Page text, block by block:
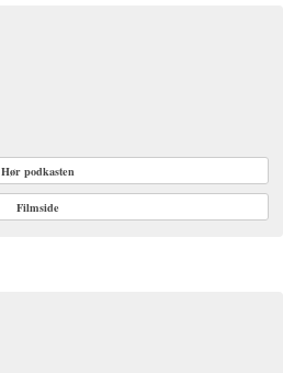
Hør podkasten
Filmside